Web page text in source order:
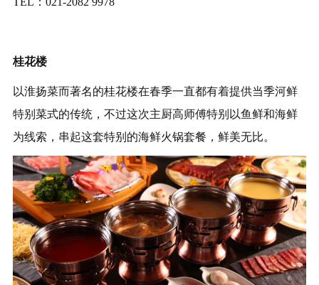
桂花楼
以淮扬菜而著名的桂花楼在春季一直都有着提供当季河鲜
特别菜式的传统，不过这次主厨高师傅特别以鱼鲜和海鲜
为线索，串起这套特别的海鲜火锅套餐，鲜美无比。